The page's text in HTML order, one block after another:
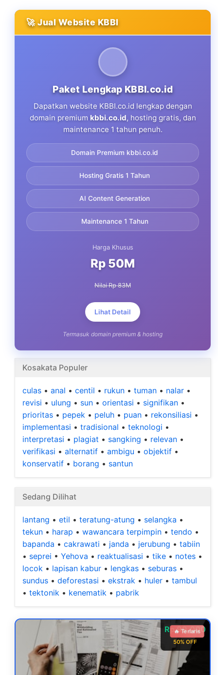
🚀 Jual Website KBBI
Paket Lengkap KBBI.co.id
Dapatkan website KBBI.co.id lengkap dengan
domain premium kbbi.co.id, hosting gratis, dan
maintenance 1 tahun penuh.
Domain Premium kbbi.co.id
Hosting Gratis 1 Tahun
AI Content Generation
Maintenance 1 Tahun
Harga Khusus
Rp 50M
Nilai Rp 83M
Lihat Detail
Termasuk domain premium & hosting
Kosakata Populer
culas • anal • centil • rukun • tuman • nalar •
revisi • ulung • sun • orientasi • signifikan •
prioritas • pepek • peluh • puan • rekonsiliasi •
implementasi • tradisional • teknologi •
interpretasi • plagiat • sangking • relevan •
verifikasi • alternatif • ambigu • objektif •
konservatif • borang • santun
Sedang Dilihat
lantang • etil • teratung-atung • selangka •
tekun • harap • wawancara terpimpin • tendo •
bapanda • cakrawati • janda • jerubung • tabiin
• seprei • Yehova • reaktualisasi • tike • notes •
locok • lapisan kabur • lengkas • seburas •
sundus • deforestasi • ekstrak • huler • tambul
• tektonik • kenematik • pabrik
Rp 99.000
50% OFF
🔥 Terlaris